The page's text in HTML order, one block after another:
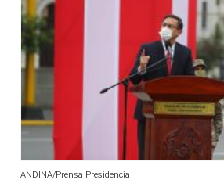
ANDINA/Prensa Presidencia